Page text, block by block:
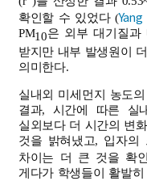
확인할 수 있었다 (Yang
PM10은 외부 대기질과
받지만 내부 발생원이
의미한다.
실내외 미세먼지 농도
결과, 시간에 따른 실
실외보다 더 시간의 변
것을 밝혀냈고, 입자의
차이는 더 큰 것을 확
게다가 학생들이 활발